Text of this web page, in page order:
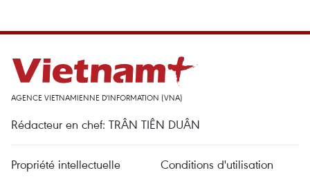
AGENCE VIETNAMIENNE D'INFORMATION (VNA)
Rédacteur en chef: TRÂN TIÊN DUÂN
Propriété intellectuelle
Conditions d'utilisation